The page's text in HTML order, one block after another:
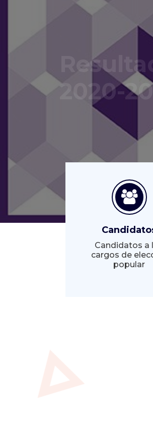
2020-
Ya puedes
Consulta
Candidatos a
cargos de
popular